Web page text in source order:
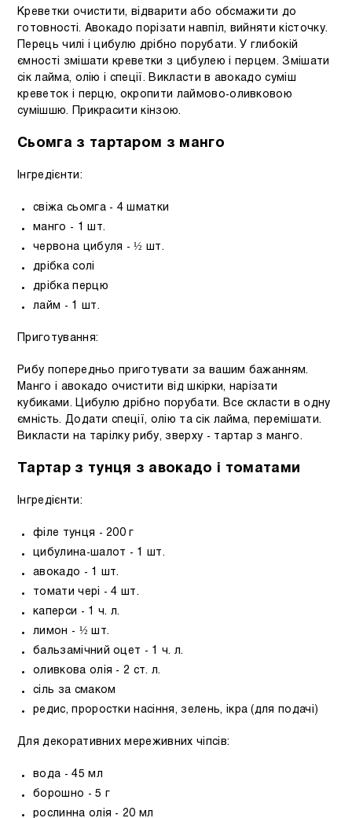
Креветки очистити, відварити або обсмажити до
готовності. Авокадо порізати навпіл, вийняти кісточку.
Перець чилі і цибулю дрібно порубати. У глибокій
ємності змішати креветки з цибулею і перцем. Змішати
сік лайма, олію і спеції. Викласти в авокадо суміш
креветок і перцю, окропити лаймово-оливковою
сумішшю. Прикрасити кінзою.
Сьомга з тартаром з манго
Інгредієнти:
свіжа сьомга - 4 шматки
манго - 1 шт.
червона цибуля - ½ шт.
дрібка солі
дрібка перцю
лайм - 1 шт.
Приготування:
Рибу попередньо приготувати за вашим бажанням.
Манго і авокадо очистити від шкірки, нарізати
кубиками. Цибулю дрібно порубати. Все скласти в одну
ємність. Додати спеції, олію та сік лайма, перемішати.
Викласти на тарілку рибу, зверху - тартар з манго.
Тартар з тунця з авокадо і томатами
Інгредієнти:
філе тунця - 200 г
цибулина-шалот - 1 шт.
авокадо - 1 шт.
томати чері - 4 шт.
каперси - 1 ч. л.
лимон - ½ шт.
бальзамічний оцет - 1 ч. л.
оливкова олія - ​​2 ст. л.
сіль за смаком
редис, проростки насіння, зелень, ікра (для подачі)
Для декоративних мереживних чіпсів:
вода - 45 мл
борошно - 5 г
рослинна олія - 20 мл